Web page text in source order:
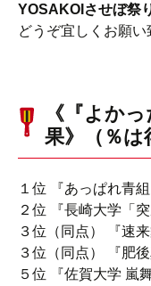
YOSAKOIさせぼ祭り
どうぞ宜しくお願い
《『よか
果》（％は
１位 『あっぱれ青
２位 『長崎大学「
３位（同点） 『速
３位（同点） 『肥
５位 『佐賀大学 嵐